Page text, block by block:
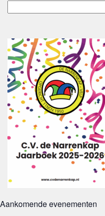
Aankomende evenementen